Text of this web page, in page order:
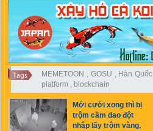
MEMETOON , GOSU , Hàn Quốc
platform , blockchain
Mới cưới xong thì bị
trộm cầm dao đột
nhập lấy trộm vàng,